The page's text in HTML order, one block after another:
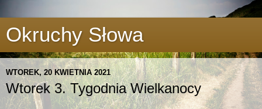
Okruchy Słowa
WTOREK, 20 KWIETNIA 2021
Wtorek 3. Tygodnia Wielkanocy